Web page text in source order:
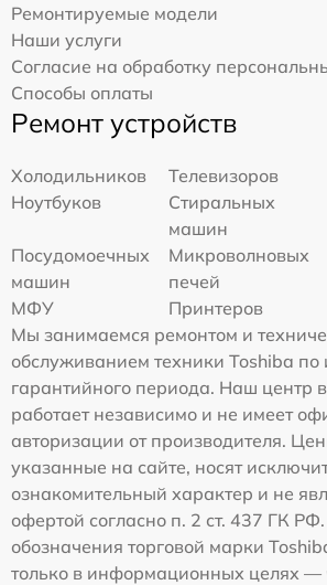
Ремонтируемые модели
Наши услуги
Согласие на обработку
Способы оплаты
Ремонт устройств
Холодильников
Телевизоров
Ноутбуков
Стиральных
машин
Посудомоечных
машин
Микроволновых
печей
МФУ
Принтеров
Мы занимаемся ремонтом и
обслуживанием техники Toshiba по
гарантийного периода. Наш центр
работает независимо и не имеет
авторизации от производителя.
указанные на сайте, носят
ознакомительный характер и не
офертой согласно п. 2 ст. 437 ГК
обозначения торговой марки
только в информационных целях —